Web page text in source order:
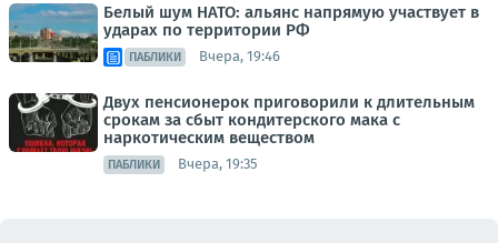
Белый шум НАТО: альянс напрямую участвует в
ударах по территории РФ
ПАБЛИКИ Вчера, 19:46
Двух пенсионерок приговорили к длительным
срокам за сбыт кондитерского мака с
наркотическим веществом
ПАБЛИКИ Вчера, 19:35